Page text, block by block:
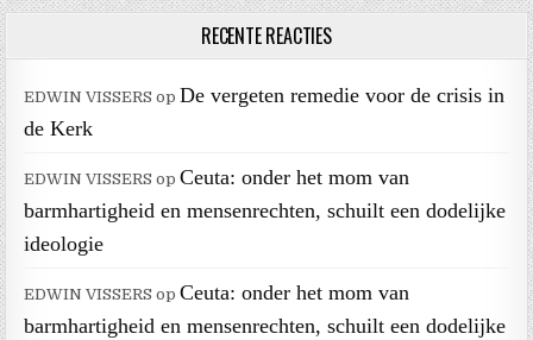
RECENTE REACTIES
EDWIN VISSERS opDe vergeten remedie voor de crisis in
de Kerk
EDWIN VISSERS opCeuta: onder het mom van
barmhartigheid en mensenrechten, schuilt een dodelijke
ideologie
EDWIN VISSERS opCeuta: onder het mom van
barmhartigheid en mensenrechten, schuilt een dodelijke